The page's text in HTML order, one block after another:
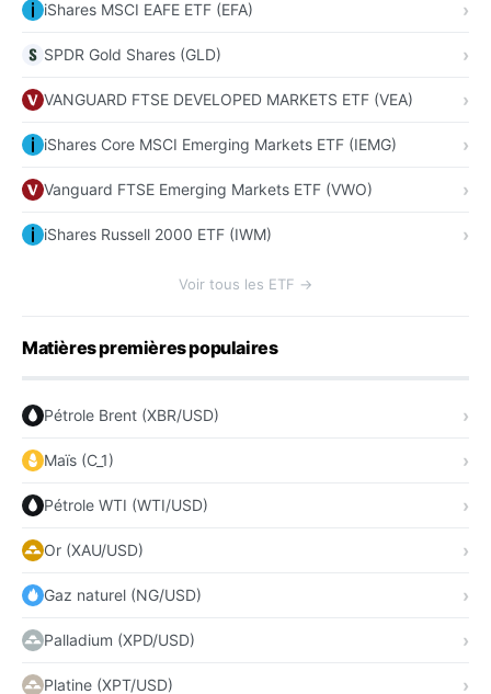
iShares MSCI EAFE ETF (EFA)
SPDR Gold Shares (GLD)
VANGUARD FTSE DEVELOPED MARKETS ETF (VEA)
iShares Core MSCI Emerging Markets ETF (IEMG)
Vanguard FTSE Emerging Markets ETF (VWO)
iShares Russell 2000 ETF (IWM)
Voir tous les ETF →
Matières premières populaires
Pétrole Brent (XBR/USD)
Maïs (C_1)
Pétrole WTI (WTI/USD)
Or (XAU/USD)
Gaz naturel (NG/USD)
Palladium (XPD/USD)
Platine (XPT/USD)